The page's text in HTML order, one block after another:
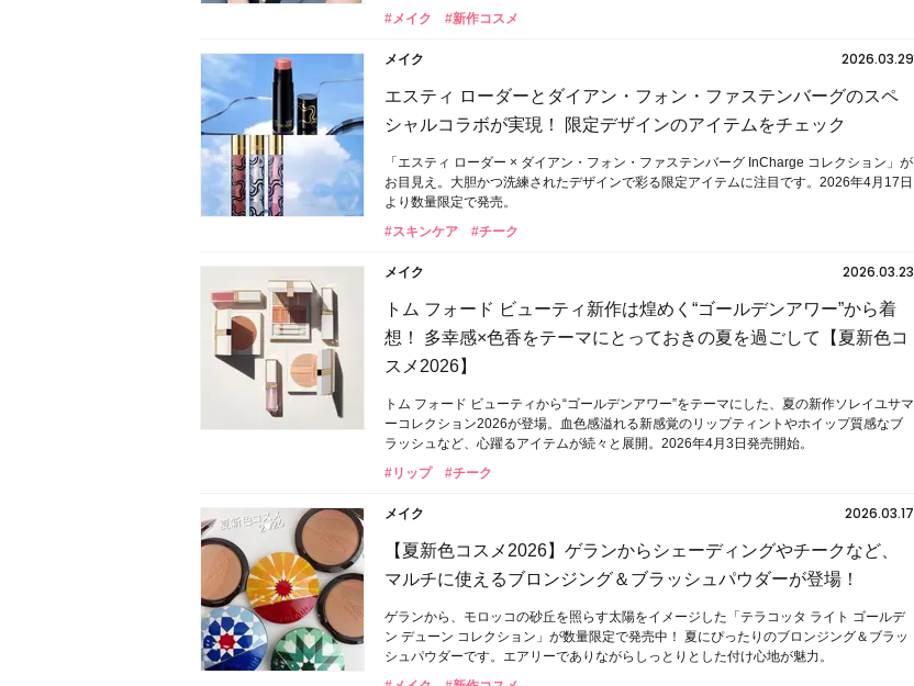
#メイク
#新作コスメ
メイク
2026.03.29
エスティ ローダーとダイアン・フォン・ファステンバーグのスペ
シャルコラボが実現！ 限定デザインのアイテムをチェック
「エスティ ローダー × ダイアン・フォン・ファステンバーグ InCharge コレクション」が
お目見え。大胆かつ洗練されたデザインで彩る限定アイテムに注目です。2026年4月17日
より数量限定で発売。
#スキンケア
#チーク
メイク
2026.03.23
トム フォード ビューティ新作は煌めく“ゴールデンアワー”から着
想！ 多幸感×色香をテーマにとっておきの夏を過ごして【夏新色コ
スメ2026】
トム フォード ビューティから“ゴールデンアワー”をテーマにした、夏の新作ソレイユサマ
ーコレクション2026が登場。血色感溢れる新感覚のリップティントやホイップ質感なブ
ラッシュなど、心躍るアイテムが続々と展開。2026年4月3日発売開始。
#リップ
#チーク
メイク
2026.03.17
【夏新色コスメ2026】ゲランからシェーディングやチークなど、
マルチに使えるブロンジング＆ブラッシュパウダーが登場！
ゲランから、モロッコの砂丘を照らす太陽をイメージした「テラコッタ ライト ゴールデ
ン デューン コレクション」が数量限定で発売中！ 夏にぴったりのブロンジング＆ブラッ
シュパウダーです。エアリーでありながらしっとりとした付け心地が魅力。